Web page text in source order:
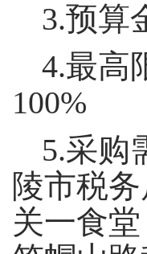
3.预算
4.最高
100%
5.采购
陵市税
关一食